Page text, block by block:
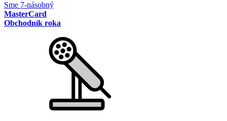
Sme 7-násobný
MasterCard
Obchodník roka